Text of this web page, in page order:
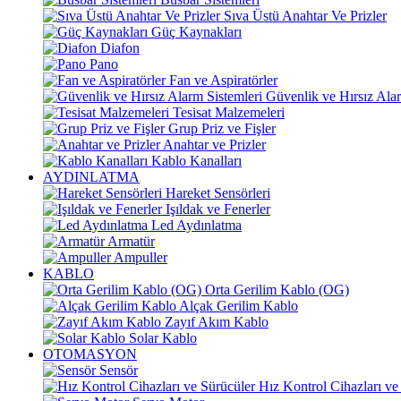
Sıva Üstü Anahtar Ve Prizler
Güç Kaynakları
Diafon
Pano
Fan ve Aspiratörler
Güvenlik ve Hırsız
Tesisat Malzemeleri
Grup Priz ve Fişler
Anahtar ve Prizler
Kablo Kanalları
AYDINLATMA
Hareket Sensörleri
Işıldak ve Fenerler
Led Aydınlatma
Armatür
Ampuller
KABLO
Orta Gerilim Kablo (OG)
Alçak Gerilim Kablo
Zayıf Akım Kablo
Solar Kablo
OTOMASYON
Sensör
Hız Kontrol Cihazları